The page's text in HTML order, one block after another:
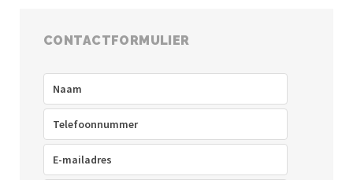
CONTACTFORMULIER
Telefoon
mailadres(Vereist)